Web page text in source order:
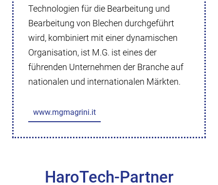
Technologien für die Bearbeitung und
Bearbeitung von Blechen durchgeführt
wird, kombiniert mit einer dynamischen
Organisation, ist M.G. ist eines der
führenden Unternehmen der Branche auf
nationalen und internationalen Märkten.
www.mgmagrini.it
HaroTech-Partner